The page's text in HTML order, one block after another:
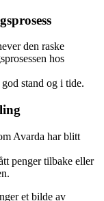
den raske
hos
stand og i tide.
Avarda har blitt
penger tilbake eller
et bilde av